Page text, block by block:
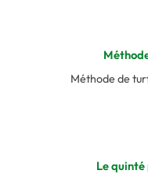
Méthode de
Le